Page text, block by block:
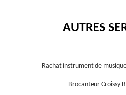
AUTRES
Rachat instrument de
Brocanteur Croissy